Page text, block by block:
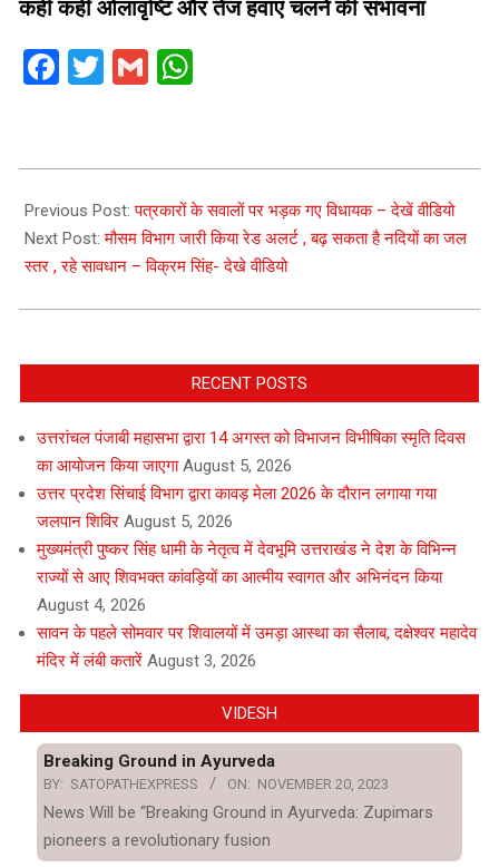
कहीं कहीं ओलावृष्टि और तेज हवाएं चलने की संभावना
Facebook
Twitter
Gmail
10-
16
Previous Post:पत्रकारों के सवालों पर भड़क गए विधायक – देखें वीडियो
Next Post:मौसम विभाग जारी किया रेड अलर्ट , बढ़ सकता है नदियों का जल
स्तर , रहे सावधान – विक्रम सिंह- देखे वीडियो
RECENT POSTS
उत्तरांचल पंजाबी महासभा द्वारा 14 अगस्त को विभाजन विभीषिका स्मृति दिवस
का आयोजन किया जाएगा August 5, 2026
उत्तर प्रदेश सिंचाई विभाग द्वारा कावड़ मेला 2026 के दौरान लगाया गया
जलपान शिविर August 5, 2026
मुख्यमंत्री पुष्कर सिंह धामी के नेतृत्व में देवभूमि उत्तराखंड ने देश के विभिन्न
राज्यों से आए शिवभक्त कांवड़ियों का आत्मीय स्वागत और अभिनंदन किया
August 4, 2026
सावन के पहले सोमवार पर शिवालयों में उमड़ा आस्था का सैलाब, दक्षेश्वर महादेव
मंदिर में लंबी कतारें August 3, 2026
VIDESH
Breaking Ground in Ayurveda
BY: SATOPATHEXPRESS ON: NOVEMBER 20, 2023
News Will be “Breaking Ground in Ayurveda: Zupimars
pioneers a revolutionary fusion